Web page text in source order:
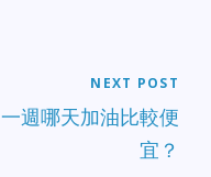
NEXT POST
一週哪天加油比較便
宜？